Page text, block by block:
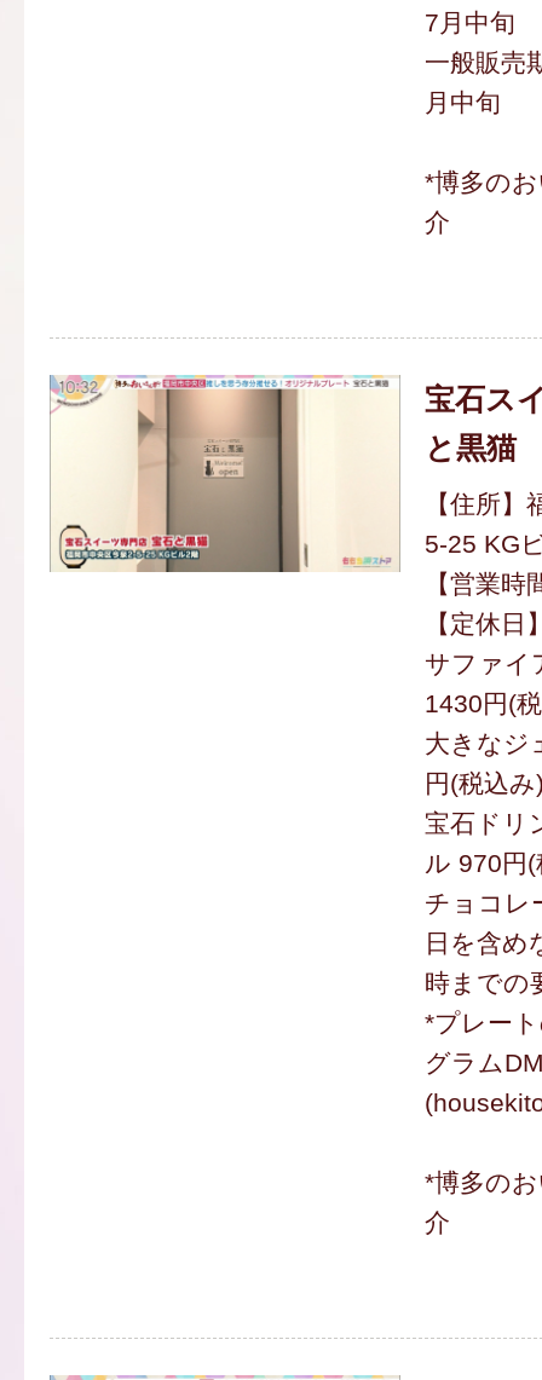
7月中旬
一般販売
月中旬
*博多の
介
宝石ス
と黒猫
【住所
5-25 KG
【営業
【定休日
サファイ
1430円(
大きなジ
円(税込み
宝石ドリ
ル 970円
チョコレ
日を含め
時までの
*プレー
グラム
*博多の
介